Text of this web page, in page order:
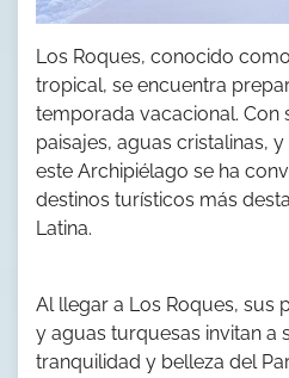
Los Roques, conocido
tropical, se encuentra
temporada vacacional. Con
paisajes, aguas cristalinas,
este Archipiélago se ha
destinos turísticos más
Latina.
Al llegar a Los Roques, sus
y aguas turquesas invitan a
tranquilidad y belleza del